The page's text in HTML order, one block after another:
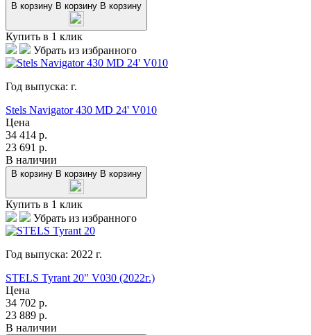
В корзину В корзину В корзину
Купить в 1 клик
Убрать из избранного
Год выпуска: г.
Stels Navigator 430 MD 24' V010
Цена
34 414 р.
23 691 р.
В наличии
В корзину В корзину В корзину
Купить в 1 клик
Убрать из избранного
Год выпуска: 2022 г.
STELS Tyrant 20" V030 (2022г.)
Цена
34 702 р.
23 889 р.
В наличии